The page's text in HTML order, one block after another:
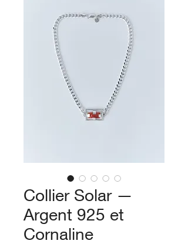
Collier Solar —
Argent 925 et
Cornaline